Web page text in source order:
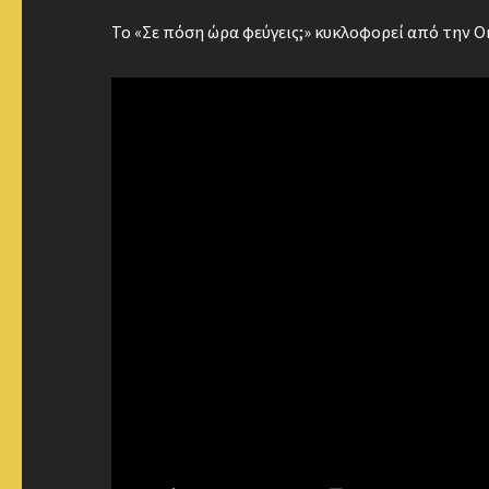
Το «Σε πόση ώρα φεύγεις;» κυκλοφορεί από την